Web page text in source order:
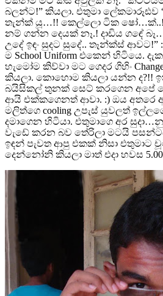
බලන්ට!” කියලා. එතුමා
තැන්ක් යූ…!! කෙල්ලො ටික
නම් ගන්න දෙයක් නෑ.! දාඩිය ග‍ඳේ
උදේ ඉඳං සුදට සුදේ.. තෑන්ක්ස් ආවට!”
ම School Uniform එකෙන් හිටියෙ.
හැමෝම කිව්වා මට ගෙදර ගිහිං
කියලා. කොහොම කියලා යන්න ද?!!
බයිසිකල් තුනක් සෙට් කරගෙන අපේ
ආයි එක්කගෙනත් ආවා. :) ඔය අතරෙ
මලිත්ගෙ cooling උපැස් යුවලත්
දමාගෙන හිටියා. එතුමාගෙ අර
වැඩේ කරන බව තේරිලා මටයි
ඉඳන් පැවත ආපු එකක් නිසා
දෙන්නෝනි කියලා මාත් එදා හවස